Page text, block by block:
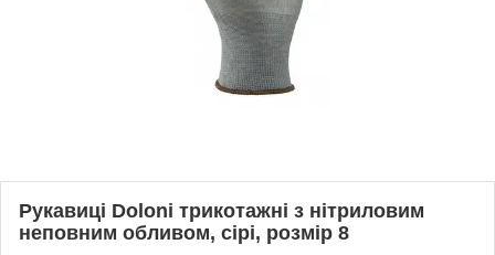
Рукавиці Doloni трикотажні з нітриловим
неповним обливом, сірі, розмір 8